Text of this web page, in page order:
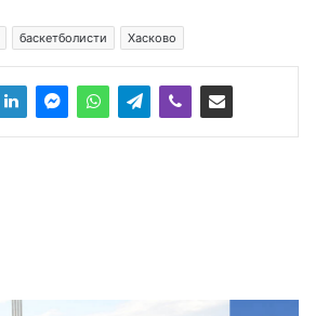
баскетболисти Хасково